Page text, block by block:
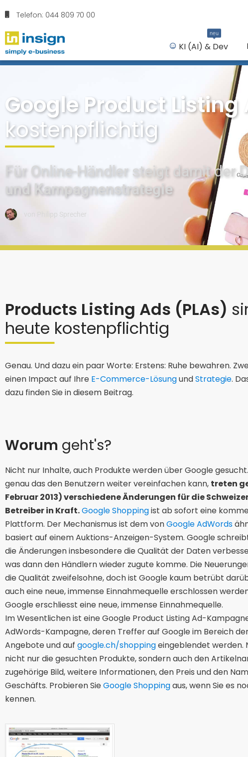
Telefon: 044 809 70 00
KI (AI) & Dev
neu
Google Product Listing
kostenpflichtig
Für Online-Händler steigt damit der
und Kampagnenstrategie
Philipp Sprecher
Products Listing Ads (PLAs)
heute kostenpflichtig
Genau. Und dazu ein paar Worte: Erstens: Ruhe bewahren.
einen Impact auf Ihre E-Commerce-LösungundStrategie.
dazu finden Sie in diesem Beitrag.
Worum geht's?
Nicht nur Inhalte, auch Produkte werden über Google
genau das den Benutzern weiter vereinfachen kann, treten
Februar 2013) verschiedene Änderungen für die
Betreiber in Kraft.Google Shoppingist ab sofort eine
Plattform. Der Mechanismus ist dem vonGoogle AdWords
basiert auf einem Auktions-Anzeigen-System. Google
die Änderungen insbesondere die Qualität der Daten
was dann den Händlern wieder zugute komme. Die
die Qualität zweifelsohne, doch ist Google kaum betrübt
auch eine neue, immense Einnahmequelle erschlossen
Google erschliesst eine neue, immense Einnahmequelle.
Im Wesentlichen ist eine Google Product Listing Ad-
AdWords-Kampagne, deren Treffer auf Google im Bereich
Angebote und auf google.ch/shoppingeingeblendet werden.
nicht nur die gesuchten Produkte, sondern auch den
zugehörige Bild, weitere Informationen, den Preis und den
Geschäfts. Probieren SieGoogle Shoppingaus, wenn Sie es
kennen.